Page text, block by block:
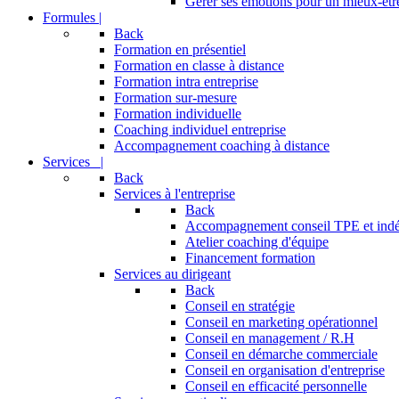
Formules |
Back
Formation en présentiel
Formation en classe à distance
Formation intra entreprise
Formation sur-mesure
Formation individuelle
Coaching individuel entreprise
Accompagnement coaching à distance
Services |
Back
Services à l'entreprise
Back
Accompagnement conseil TPE et
Atelier coaching d'équipe
Financement formation
Services au dirigeant
Back
Conseil en stratégie
Conseil en marketing opérationnel
Conseil en management / R.H
Conseil en démarche commerciale
Conseil en organisation d'entreprise
Conseil en efficacité personnelle